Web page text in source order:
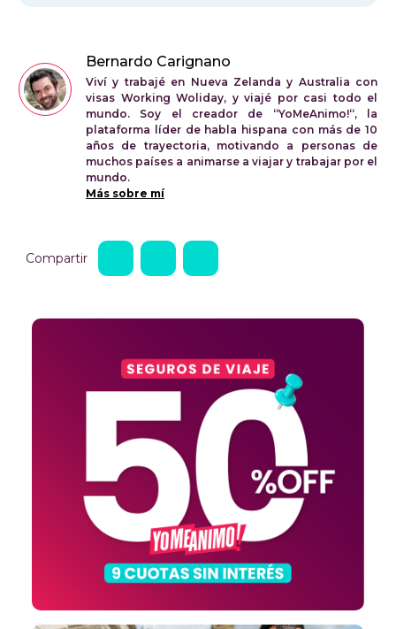
Bernardo Carignano
Viví y trabajé en Nueva Zelanda y Australia con
visas Working Woliday, y viajé por casi todo el
mundo. Soy el creador de “YoMeAnimo!“, la
plataforma líder de habla hispana con más de 10
años de trayectoria, motivando a personas de
muchos países a animarse a viajar y trabajar por el
mundo.
Más sobre mí
Compartir